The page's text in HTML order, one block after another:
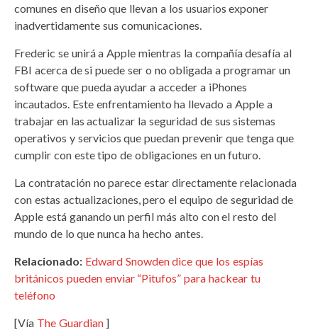
comunes en diseño que llevan a los usuarios exponer
inadvertidamente sus comunicaciones.
Frederic se unirá a Apple mientras la compañía desafía al
FBI acerca de si puede ser o no obligada a programar un
software que pueda ayudar a acceder a iPhones
incautados. Este enfrentamiento ha llevado a Apple a
trabajar en las actualizar la seguridad de sus sistemas
operativos y servicios que puedan prevenir que tenga que
cumplir con este tipo de obligaciones en un futuro.
La contratación no parece estar directamente relacionada
con estas actualizaciones, pero el equipo de seguridad de
Apple está ganando un perfil más alto con el resto del
mundo de lo que nunca ha hecho antes.
Relacionado: Edward Snowden dice que los espías
británicos pueden enviar “Pitufos” para hackear tu
teléfono
[Vía The Guardian ]